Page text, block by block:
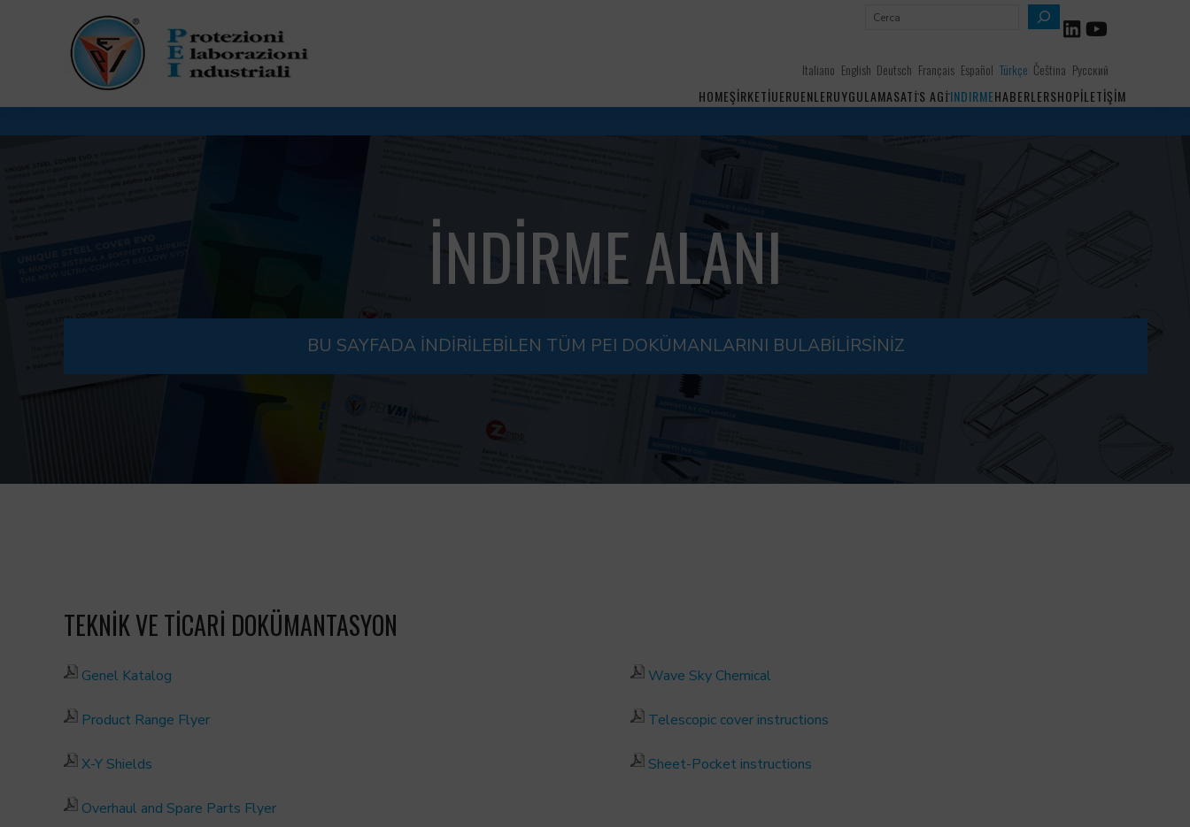
A
a
Italiano English Deutsch Français Español Türkçe Čeština Русский
HOMEŞİRKETİUERUENLERUYGULAMASATİS AGİINDIRMEHABERLERSHOPİLETIŞIM
İNDİRME ALANI
BU SAYFADA INDIRILEBILEN TÜM PEI DOKÜMANLARINI BULABILIRSINIZ
TEKNİK VE TİCARİ DOKÜMANTASYON
Genel Katalog
Product Range Flyer
X-Y Shields
Overhaul and Spare Parts Flyer
Wave Sky Chemical
Telescopic cover instructions
Sheet-Pocket instructions